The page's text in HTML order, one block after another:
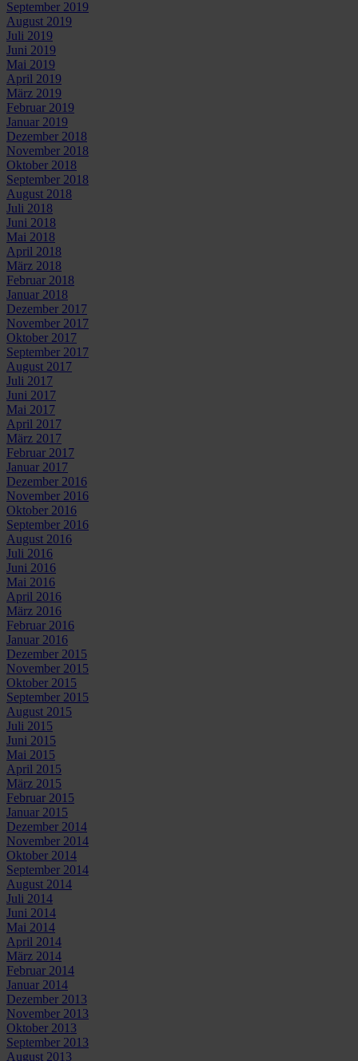
September 2019
August 2019
Juli 2019
Juni 2019
Mai 2019
April 2019
März 2019
Februar 2019
Januar 2019
Dezember 2018
November 2018
Oktober 2018
September 2018
August 2018
Juli 2018
Juni 2018
Mai 2018
April 2018
März 2018
Februar 2018
Januar 2018
Dezember 2017
November 2017
Oktober 2017
September 2017
August 2017
Juli 2017
Juni 2017
Mai 2017
April 2017
März 2017
Februar 2017
Januar 2017
Dezember 2016
November 2016
Oktober 2016
September 2016
August 2016
Juli 2016
Juni 2016
Mai 2016
April 2016
März 2016
Februar 2016
Januar 2016
Dezember 2015
November 2015
Oktober 2015
September 2015
August 2015
Juli 2015
Juni 2015
Mai 2015
April 2015
März 2015
Februar 2015
Januar 2015
Dezember 2014
November 2014
Oktober 2014
September 2014
August 2014
Juli 2014
Juni 2014
Mai 2014
April 2014
März 2014
Februar 2014
Januar 2014
Dezember 2013
November 2013
Oktober 2013
September 2013
August 2013